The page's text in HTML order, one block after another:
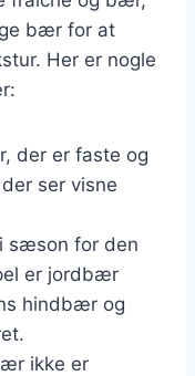
bær for at
Her er nogle
der er faste og
ser visne
sæson for den
er jordbær
hindbær og
ikke er